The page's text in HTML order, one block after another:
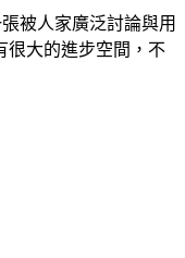
被人家廣泛討論與用
很大的進步空間，不